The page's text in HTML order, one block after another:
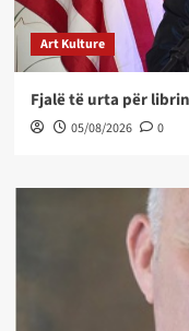
Art Kulture
Fjalë të urta për librin
05/08/2026 0